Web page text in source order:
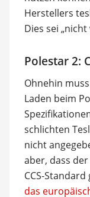
Herstellers
Dies sei
Polestar 2:
Ohnehin
Laden beim
schlichten
nicht
aber, dass
CCS-
das